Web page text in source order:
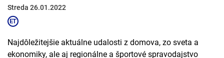
Streda 26.01.2022
Najdôležitejšie aktuálne udalosti z domova, zo sveta a
ekonomiky, ale aj regionálne a športové spravodajstvo